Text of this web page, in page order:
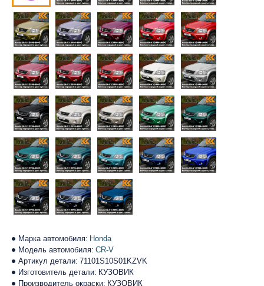
Марка автомобиля: Honda
Модель автомобиля: CR-V
Артикул детали: 71101S10S01KZVK
Изготовитель детали: КУЗОВИК
Производитель окраски: КУЗОВИК